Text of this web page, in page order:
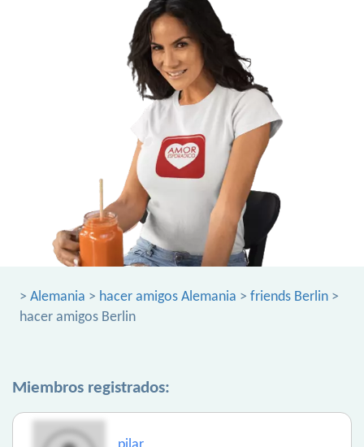
> Alemania > hacer amigos Alemania > friends Berlin >
hacer amigos Berlin
Miembros registrados: